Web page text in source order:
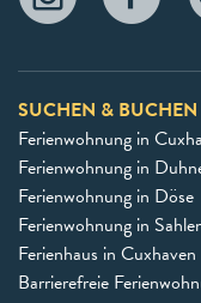
SUCHEN & BUCHEN
Ferienwohnung in
Ferienwohnung in
Ferienwohnung in Döse
Ferienwohnung in
Ferienhaus in Cuxhaven
Barrierefreie